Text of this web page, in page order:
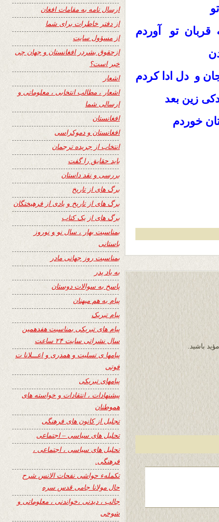
قربان تو آوردم
و دل ادا كردم
زين بعد
خوردم
باشید.
ارسال نامه به مقامات افغان
از دفتر خاطرات برای شما
از مسؤول سایت
ازحقوق بشردر افغانستان و جهان چی
خبر است؟
اشعار
اشعار ، مطالب انتخابی ، معلوماتی و
ارسالی شما
افغانستان
افغانستان و دموکراسی
انتخاب از جریده ترجمان
باید حقایق را گفت
بررسی و نقد داستان
برگ های از تاریخ
برگ های از تاریخ و یادی از فرهیختگان
برگ های از یک کتاب
بمناسبت بهار ، سال نو و نوروز
باستانی
بمناسبت روز جهانی مادر
به یاد پدر
پاسخ به سوالات دوستان
پیام به هم میهنان
پیام تبریک
پیام های تبریکی بمناسبت هفدهمین
سال نشراتی سایت ۲۴ ساعت
پیامها ی تسلیت و همدری و اعـــلانا ت
فوتی
پیامهای تبریکی
پیشنهادات ، انتقادات و خواسته های
هموطنان
تجلیل از کانون های فرهنگی
تحلیل های سیاسی – اجتماعی
تحلیل های سیاسی ، اجتماعی ،
فرهنگی.
تکملهء حواشی نفحات الانس شرح
حال مولانا جامی قدس سره
جالب ، دیدنی ،خواندنی ، معلوماتی و
شوخی